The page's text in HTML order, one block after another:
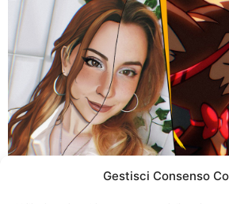
Gestisci Consenso